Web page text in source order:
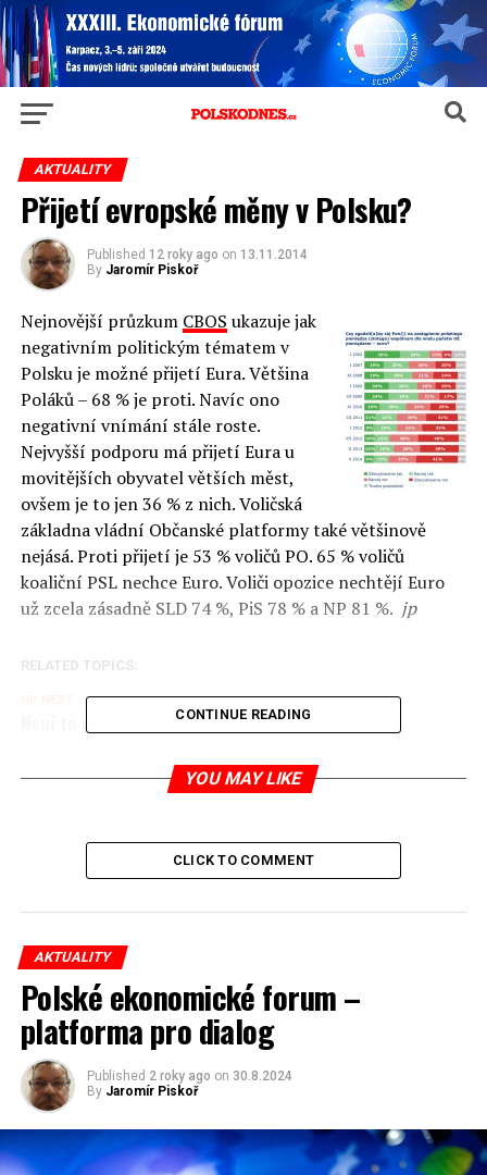
AKTUALITY
Přijetí evropské měny v Polsku?
Published 12 roky ago on 13.11.2014
By Jaromír Piskoř
Nejnovější průzkum CBOS ukazuje jak
negativním politickým tématem v
Polsku je možné přijetí Eura. Většina
Poláků – 68 % je proti. Navíc ono
negativní vnímání stále roste.
Nejvyšší podporu má přijetí Eura u
movitějších obyvatel větších měst,
ovšem je to jen 36 % z nich. Voličská
základna vládní Občanské platformy také většinově
nejásá. Proti přijetí je 53 % voličů PO. 65 % voličů
koaliční PSL nechce Euro. Voliči opozice nechtějí Euro
už zcela zásadně SLD 74 %, PiS 78 % a NP 81 %. jp
RELATED TOPICS:
Není to poslední oběť
Polsko ztrácí nejvíce specialistů v Evropě
Jaromír Piskoř
CONTINUE READING
YOU MAY LIKE
CLICK TO COMMENT
AKTUALITY
Polské ekonomické forum –
platforma pro dialog
Published 2 roky ago on 30.8.2024
By Jaromír Piskoř